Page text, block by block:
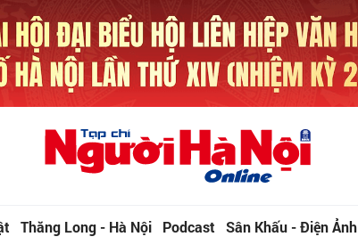
Thăng Long - Hà Nội Podcast Sân Khấu - Điện Ảnh